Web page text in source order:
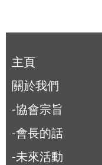
主頁
關於我們
-協會宗旨
-會長的話
-未來活動